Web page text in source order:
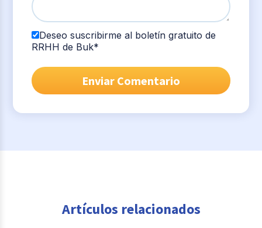
Deseo suscribirme al boletín gratuito de
RRHH de Buk*
Artículos relacionados